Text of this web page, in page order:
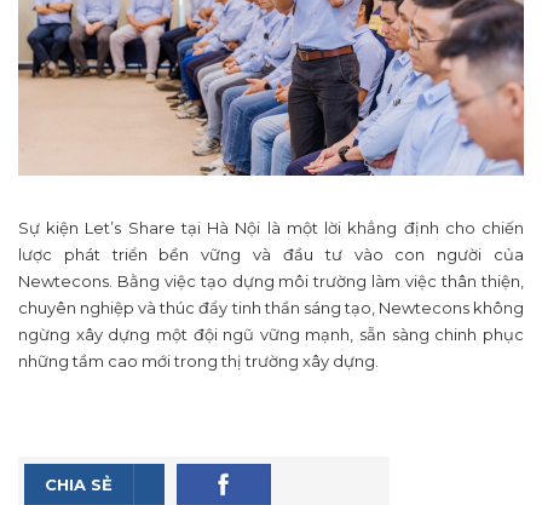
Sự kiện Let’s Share tại Hà Nội là một lời khẳng định cho chiến
lược phát triển bền vững và đầu tư vào con người của
Newtecons. Bằng việc tạo dựng môi trường làm việc thân thiện,
chuyên nghiệp và thúc đẩy tinh thần sáng tạo, Newtecons không
ngừng xây dựng một đội ngũ vững mạnh, sẵn sàng chinh phục
những tầm cao mới trong thị trường xây dựng.
CHIA SẺ